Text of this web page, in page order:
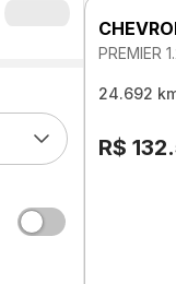
PREMIER
24.692
R$